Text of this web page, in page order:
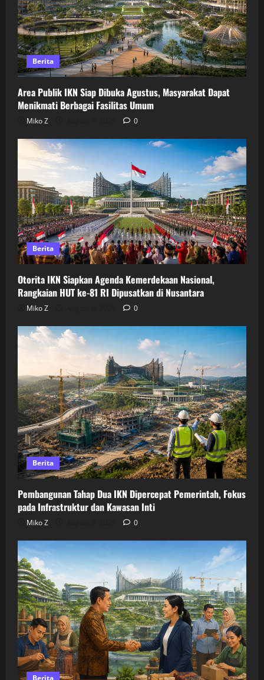
Berita
Area Publik IKN Siap Dibuka Agustus, Masyarakat Dapat
Menikmati Berbagai Fasilitas Umum
Miko Z 0
Berita
Otorita IKN Siapkan Agenda Kemerdekaan Nasional,
Rangkaian HUT ke-81 RI Dipusatkan di Nusantara
Miko Z 0
Berita
Pembangunan Tahap Dua IKN Dipercepat Pemerintah, Fokus
pada Infrastruktur dan Kawasan Inti
Miko Z 0